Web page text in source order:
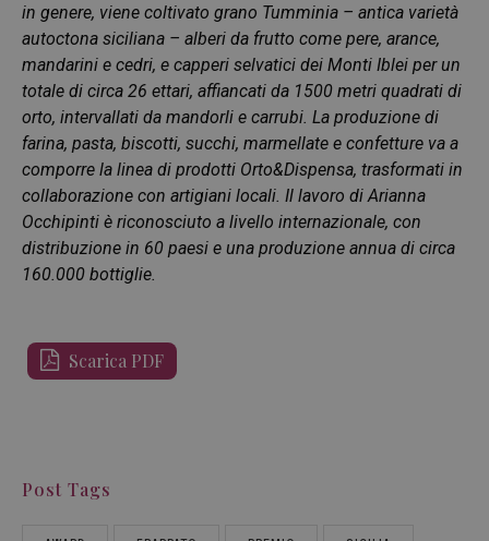
in genere, viene coltivato grano Tumminia – antica varietà
autoctona siciliana – alberi da frutto come pere, arance,
mandarini e cedri, e capperi selvatici dei Monti Iblei per un
totale di circa 26 ettari, affiancati da 1500 metri quadrati di
orto, intervallati da mandorli e carrubi. La produzione di
farina, pasta, biscotti, succhi, marmellate e confetture va a
comporre la linea di prodotti Orto&Dispensa, trasformati in
collaborazione con artigiani locali. Il lavoro di Arianna
Occhipinti è riconosciuto a livello internazionale, con
distribuzione in 60 paesi e una produzione annua di circa
160.000 bottiglie.
Scarica PDF
Post Tags